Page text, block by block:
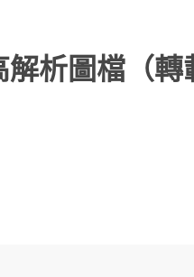
析圖檔（轉